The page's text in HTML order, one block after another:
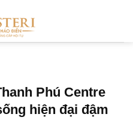
Phú Centre
hiện đại đậm